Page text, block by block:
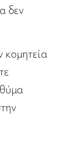
δεν
κομητεία